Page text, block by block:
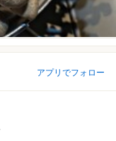
アプリでフォロー